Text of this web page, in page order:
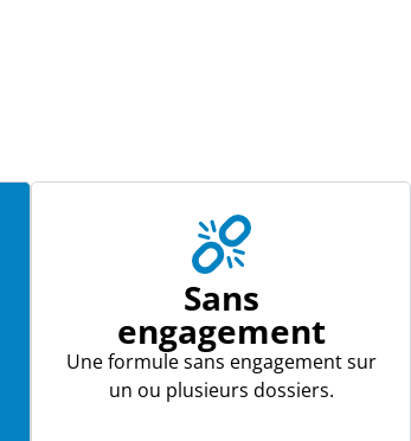
Sans
engagement
Une formule sans engagement sur
un ou plusieurs dossiers.